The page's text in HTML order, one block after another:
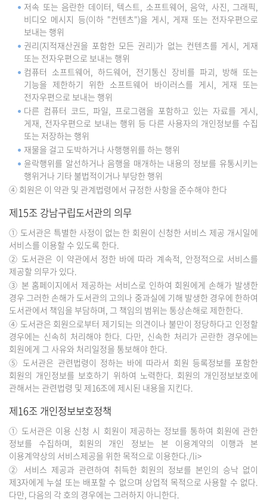
저속 또는 음란한 데이터, 텍스트, 소프트웨어, 음악, 사진, 그래픽,
비디오 메시지 등(이하 "컨텐츠")을 게시, 게재 또는 전자우편으로
보내는 행위
권리(지적재산권을 포함한 모든 권리)가 없는 컨텐츠를 게시, 게재
또는 전자우편으로 보내는 행위
컴퓨터 소프트웨어, 하드웨어, 전기통신 장비를 파괴, 방해 또는
기능을 제한하기 위한 소프트웨어 바이러스를 게시, 게재 또는
전자우편으로 보내는 행위
다른 컴퓨터 코드, 파일, 프로그램을 포함하고 있는 자료를 게시,
게재, 전자우편으로 보내는 행위 등 다른 사용자의 개인정보를 수집
또는 저장하는 행위
재물을 걸고 도박하거나 사행행위를 하는 행위
윤락행위를 알선하거나 음행을 매개하는 내용의 정보를 유통시키는
행위거나 기타 불법적이거나 부당한 행위
④ 회원은 이 약관 및 관계법령에서 규정한 사항을 준수해야 한다
제15조 강남구립도서관의 의무
① 도서관은 특별한 사정이 없는 한 회원이 신청한 서비스 제공 개시일에
서비스를 이용할 수 있도록 한다.
② 도서관은 이 약관에서 정한 바에 따라 계속적, 안정적으로 서비스를
제공할 의무가 있다.
③ 본 홈페이지에서 제공하는 서비스로 인하여 회원에게 손해가 발생한
경우 그러한 손해가 도서관의 고의나 중과실에 기해 발생한 경우에 한하여
도서관에서 책임을 부담하며, 그 책임의 범위는 통상손해로 제한한다.
④ 도서관은 회원으로부터 제기되는 의견이나 불만이 정당하다고 인정할
경우에는 신속히 처리해야 한다. 다만, 신속한 처리가 곤란한 경우에는
회원에게 그 사유와 처리일정을 통보해야 한다.
⑤ 도서관은 관련법령이 정하는 바에 따라서 회원 등록정보를 포함한
회원의 개인정보를 보호하기 위하여 노력한다. 회원의 개인정보보호에
관해서는 관련법령 및 제16조에 제시된 내용을 지킨다.
제16조 개인정보보호정책
① 도서관은 이용 신청 시 회원이 제공하는 정보를 통하여 회원에 관한
정보를 수집하며, 회원의 개인 정보는 본 이용계약의 이행과 본
이용계약상의 서비스제공을 위한 목적으로 이용한다./li>
② 서비스 제공과 관련하여 취득한 회원의 정보를 본인의 승낙 없이
제3자에게 누설 또는 배포할 수 없으며 상업적 목적으로 사용할 수 없다.
다만, 다음의 각 호의 경우에는 그러하지 아니한다.